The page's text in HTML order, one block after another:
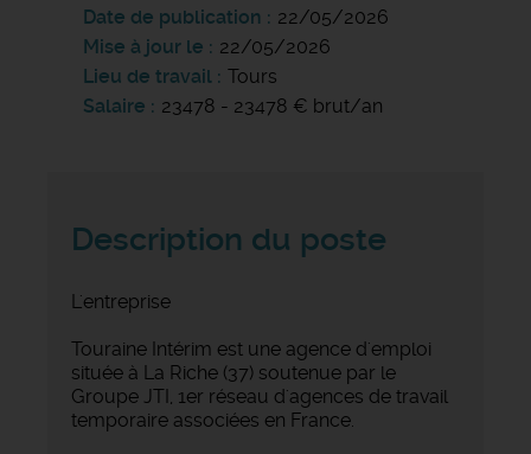
Date de publication
22/05/2026
Mise à jour le
22/05/2026
Lieu de travail
Tours
Salaire
23478 - 23478 € brut/an
Description du poste
L'entreprise
Touraine Intérim est une agence d'emploi
située à La Riche (37) soutenue par le
Groupe JTI, 1er réseau d'agences de travail
temporaire associées en France.